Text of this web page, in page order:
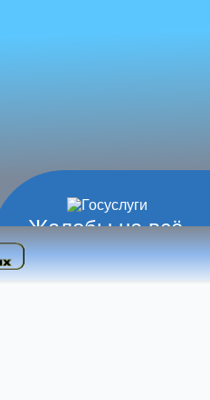
Жалобы на всё